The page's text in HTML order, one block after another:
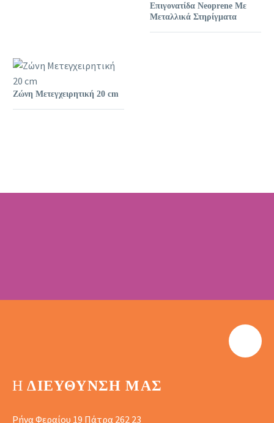
Επιγονατίδα Neoprene Με
Μεταλλικά Στηρίγματα
Ζώνη Μετεγχειρητική 20 cm
Η ΔΙΕΎΘΥΝΣΗ ΜΑΣ
Ρήγα Φεραίου 19 Πάτρα 262 23